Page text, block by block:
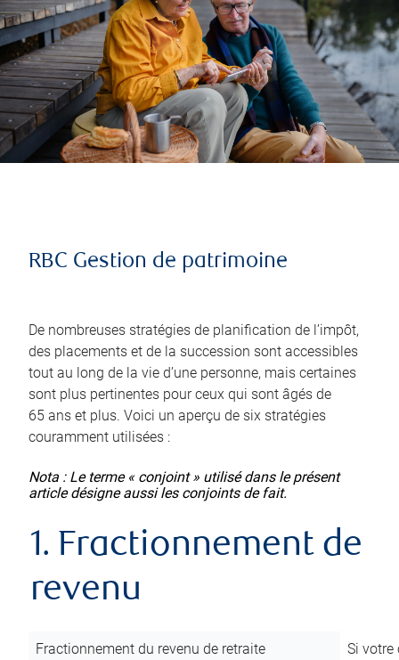
RBC Gestion de patrimoine
De nombreuses stratégies de planification de l’impôt,
des placements et de la succession sont accessibles
tout au long de la vie d’une personne, mais certaines
sont plus pertinentes pour ceux qui sont âgés de
65 ans et plus. Voici un aperçu de six stratégies
couramment utilisées :
Nota : Le terme « conjoint » utilisé dans le présent
article désigne aussi les conjoints de fait.
1. Fractionnement de
revenu
Fractionnement du revenu de retraite
Si votre